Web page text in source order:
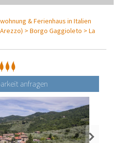
& Ferienhaus in Italien
> Borgo Gaggioleto > La
anfragen